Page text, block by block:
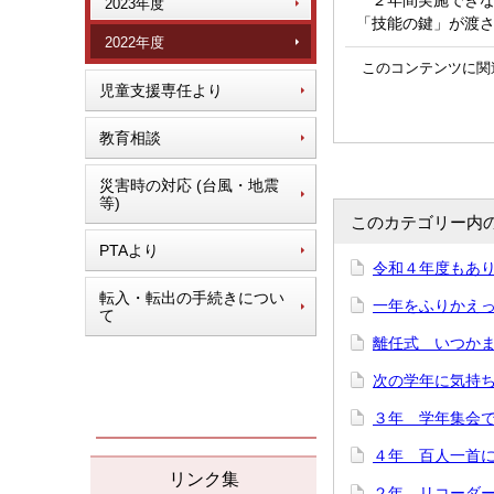
2023年度
2022年度
児童支援専任より
教育相談
災害時の対応 (台風・地震
等)
PTAより
転入・転出の手続きについ
て
リンク集
「技能の鍵」が渡
このコンテンツに
このカテゴリー内
令和４年度もあ
一年をふりかえ
離任式 いつか
次の学年に気持
３年 学年集会
４年 百人一首